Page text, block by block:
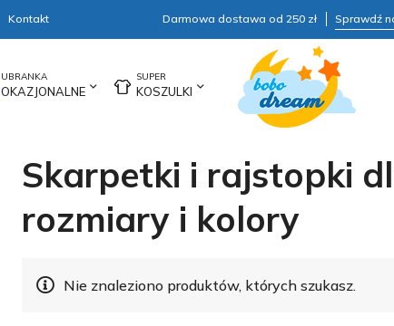
Kontakt Darmowa dostawa od 250 zł Sprawdź
OKAZJONALNE KOSZULKI
Skarpetki i rajstopki
rozmiary i kolory
Nie znaleziono produktów, których szukasz.